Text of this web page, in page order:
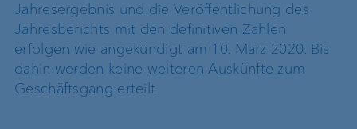
Jahresergebnis und die Veröffentlichung des
Jahresberichts mit den definitiven Zahlen
erfolgen wie angekündigt am 10. März 2020. Bis
dahin werden keine weiteren Auskünfte zum
Geschäftsgang erteilt.